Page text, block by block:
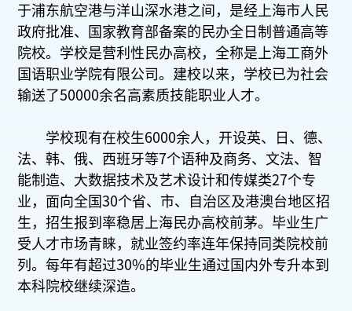
于浦东航空港与洋山深水港之间，是经上海市人民
政府批准、国家教育部备案的民办全日制普通高等
院校。学校是营利性民办高校，全称是上海工商外
国语职业学院有限公司。建校以来，学校已为社会
输送了50000余名高素质技能职业人才。
学校现有在校生6000余人，开设英、日、德、
法、韩、俄、西班牙等7个语种及商务、文法、智
能制造、大数据技术及艺术设计和传媒类27个专
业，面向全国30个省、市、自治区及港澳台地区招
生，招生报到率稳居上海民办高校前茅。毕业生广
受人才市场青睐，就业签约率连年保持同类院校前
列。每年有超过30%的毕业生通过国内外专升本到
本科院校继续深造。